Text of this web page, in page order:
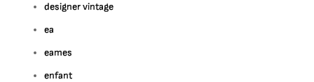
designer vintage
ea
eames
enfant